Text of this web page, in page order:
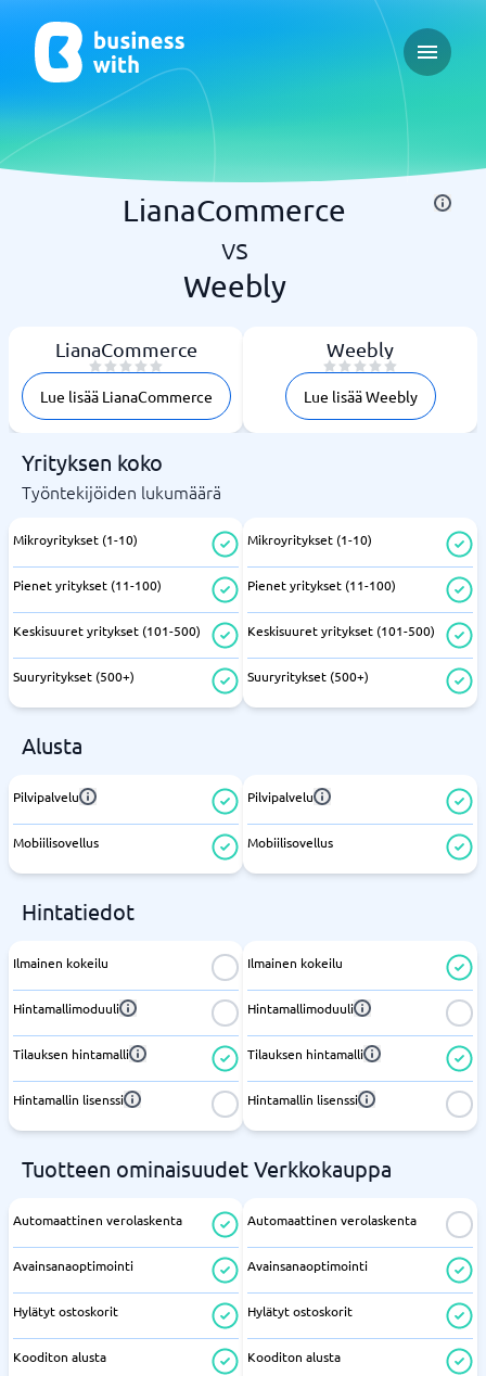
Open
LianaCommerce
vs
Weebly
LianaCommerce
Lue lisää LianaCommerce
Weebly
Lue lisää Weebly
Yrityksen koko
Työntekijöiden lukumäärä
Mikroyritykset (1-10)
Pienet yritykset (11-100)
Keskisuuret yritykset (101-500)
Suuryritykset (500+)
Mikroyritykset (1-10)
Pienet yritykset (11-100)
Keskisuuret yritykset (101-500)
Suuryritykset (500+)
Alusta
Pilvipalvelu
Mobiilisovellus
Pilvipalvelu
Mobiilisovellus
Hintatiedot
Ilmainen kokeilu
Hintamallimoduuli
Tilauksen hintamalli
Hintamallin lisenssi
Ilmainen kokeilu
Hintamallimoduuli
Tilauksen hintamalli
Hintamallin lisenssi
Tuotteen ominaisuudet Verkkokauppa
Automaattinen verolaskenta
Avainsanaoptimointi
Hylätyt ostoskorit
Kooditon alusta
Automaattinen verolaskenta
Avainsanaoptimointi
Hylätyt ostoskorit
Kooditon alusta